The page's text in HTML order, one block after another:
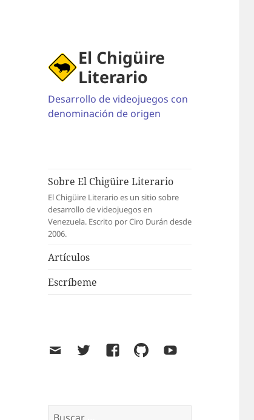
El Chigüire
Literario
Desarrollo de videojuegos con
denominación de origen
Sobre El Chigüire Literario
El Chigüire Literario es un sitio sobre
desarrollo de videojuegos en
Venezuela. Escrito por Ciro Durán desde
2006.
Artículos
Escríbeme
EmailTwitterFacebookGitHubYoutube
Buscar: